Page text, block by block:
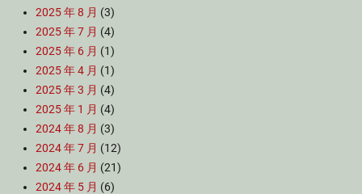
2025 年 8 月 (3)
2025 年 7 月 (4)
2025 年 6 月 (1)
2025 年 4 月 (1)
2025 年 3 月 (4)
2025 年 1 月 (4)
2024 年 8 月 (3)
2024 年 7 月 (12)
2024 年 6 月 (21)
2024 年 5 月 (6)